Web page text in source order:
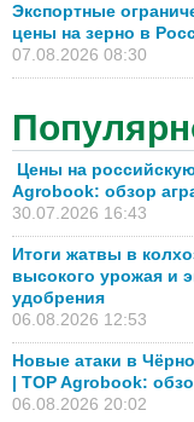
Экспортные
цены на зерно в
07.08.2026 08:30
Цены на
Agrobook: обзор
30.07.2026 16:43
Итоги жатвы в
высокого урожая и
удобрения
06.08.2026 12:53
Новые атаки в
| TOP Agrobook:
06.08.2026 20:02